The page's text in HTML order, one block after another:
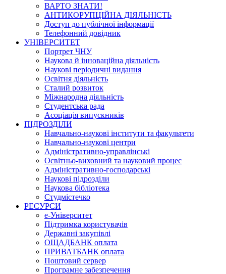
ВАРТО ЗНАТИ!
АНТИКОРУПЦІЙНА ДІЯЛЬНІСТЬ
Доступ до публічної інформації
Телефонний довідник
УНІВЕРСИТЕТ
Портрет ЧНУ
Наукова й інноваційна діяльність
Наукові періодичні видання
Освітня діяльність
Сталий розвиток
Міжнародна діяльність
Студентська рада
Асоціація випускників
ПІДРОЗДІЛИ
Навчально-наукові інститути та факультети
Навчально-наукові центри
Адміністративно-управлінські
Освітньо-виховний та науковий процес
Адміністративно-господарські
Наукові підрозділи
Наукова бібліотека
Студмістечко
РЕСУРСИ
е-Університет
Підтримка користувачів
Державні закупівлі
ОЩАДБАНК оплата
ПРИВАТБАНК оплата
Поштовий сервер
Програмне забезпечення